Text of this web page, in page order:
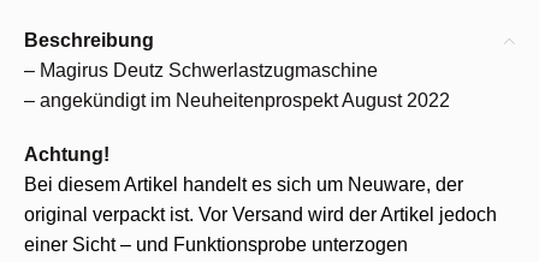
Beschreibung
– Magirus Deutz Schwerlastzugmaschine
– angekündigt im Neuheitenprospekt August 2022
Achtung!
Bei diesem Artikel handelt es sich um Neuware, der
original verpackt ist. Vor Versand wird der Artikel jedoch
einer Sicht – und Funktionsprobe unterzogen